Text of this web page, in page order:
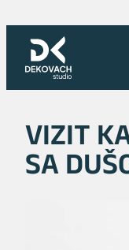
sadržaj
VIZIT
SA